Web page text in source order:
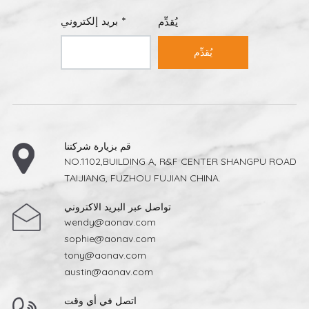
المعالجات السطحية المتقدمة، مثل التشطيبات المصقولة،
والأنماط البارزة، والطلاءات النانوية الخشنة، على تحسين
الاحتكاك دون المساس بالمظهر. وتتيح هذه الابتكارات للبلاط
الحفاظ على مظهر طبيعي وأنيق مع توفير خاصية قوية مضادة
للانزلاق.كما تم تصميم بعض البلاطات بأنسجة اتجاهية، مما يحسن
الانزلاق والسقوط من أكثر الحوادث شيوعًا في المنازل وأماكن
يضمن البلاط المقاوم للانزلاق أيضًا ثباتًا طويل الأمد في الأداء في
ظلّ ظروف الرطوبة والأوساخ والاستخدام المُكثّف. بالنسبة
للمهندسين المعماريين والمطورين وأصحاب المنازل، فإن اختيار
الأرضيات لا يتعلق فقط بالتصميم، بل يتعلق أيضاً بالسلامة
بريد إلكتروني * يُقدِّم
يُقدِّم
قم بزيارة شركتنا
NO.1102,BUILDING A, R&F CENTER SHANGPU ROAD
TAIJIANG, FUZHOU FUJIAN CHINA.
تواصل عبر البريد الاكتروني
wendy@aonav.com
sophie@aonav.com
tony@aonav.com
austin@aonav.com
اتصل في أي وقت